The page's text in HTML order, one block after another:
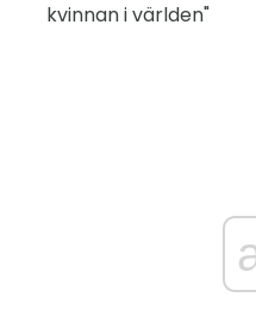
kvinnan i världen"